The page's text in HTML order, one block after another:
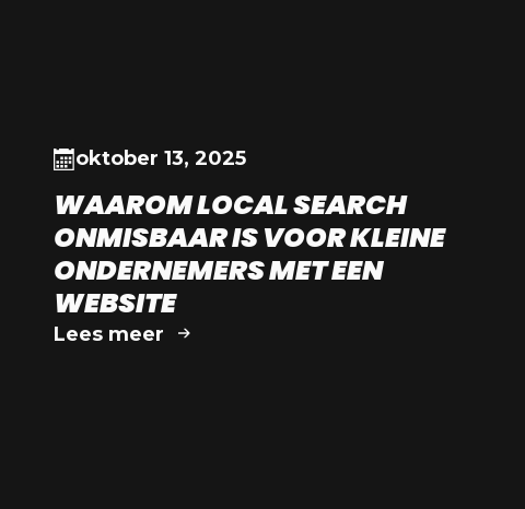
oktober 13, 2025
WAAROM LOCAL SEARCH
ONMISBAAR IS VOOR KLEINE
ONDERNEMERS MET EEN
WEBSITE
Lees meer